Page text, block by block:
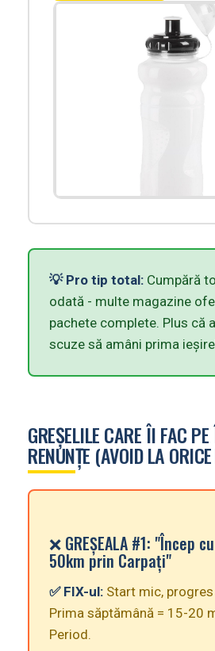
💡 Pro tip total: Cumpără
odată - multe magazine
pachete complete. Plus că
scuze să amâni prima
GREȘELILE CARE ÎI FAC
RENUNȚE (AVOID LA
❌ GREȘEALA #1: "Încep
50km prin Carpați"
✅ FIX-ul: Start mic,
Prima săptămână = 15-20
Period.